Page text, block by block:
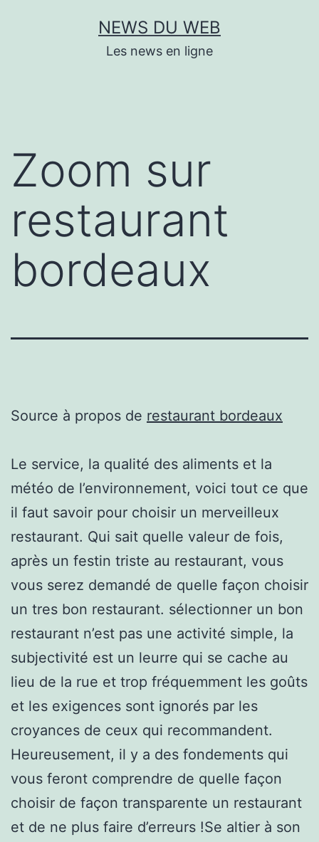
NEWS DU WEB
Les news en ligne
Zoom sur
restaurant
bordeaux
Source à propos de restaurant bordeaux
Le service, la qualité des aliments et la
météo de l’environnement, voici tout ce que
il faut savoir pour choisir un merveilleux
restaurant. Qui sait quelle valeur de fois,
après un festin triste au restaurant, vous
vous serez demandé de quelle façon choisir
un tres bon restaurant. sélectionner un bon
restaurant n’est pas une activité simple, la
subjectivité est un leurre qui se cache au
lieu de la rue et trop fréquemment les goûts
et les exigences sont ignorés par les
croyances de ceux qui recommandent.
Heureusement, il y a des fondements qui
vous feront comprendre de quelle façon
choisir de façon transparente un restaurant
et de ne plus faire d’erreurs !Se altier à son